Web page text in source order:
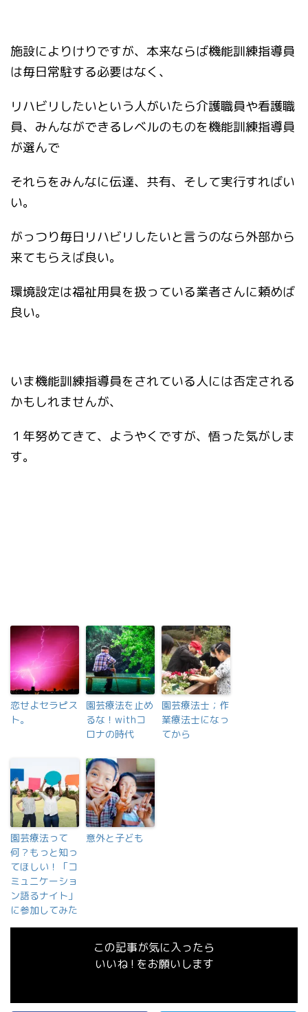
施設によりけりですが、本来ならば機能訓練指導員
は毎日常駐する必要はなく、
リハビリしたいという人がいたら介護職員や看護職
員、みんなができるレベルのものを機能訓練指導員
が選んで
それらをみんなに伝達、共有、そして実行すればい
い。
がっつり毎日リハビリしたいと言うのなら外部から
来てもらえば良い。
環境設定は福祉用具を扱っている業者さんに頼めば
良い。
いま機能訓練指導員をされている人には否定される
かもしれませんが、
１年努めてきて、ようやくですが、悟った気がしま
す。
恋せよセラピス
ト。
園芸療法を止め
るな！withコ
ロナの時代
園芸療法士；作
業療法士になっ
てから
園芸療法って
何？もっと知っ
てほしい！「コ
ミュニケーショ
ン語るナイト」
に参加してみた
意外と子ども
この記事が気に入ったら
いいね ! をお願いします